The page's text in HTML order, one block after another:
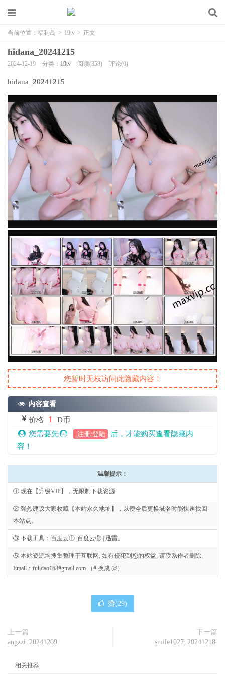
当前位置： 福利岛 > 19tv > 正文
hidana_20241215
2024-12-19 分类： 19tv 阅读(358) 评论(0)
hidana_20241215
您暂时无权访问此隐藏内容！
内容查看
价格 1
D币
您需要先
注册/登陆
后，才能购买查看隐藏内
容！
温馨提示：
① 现在【升级VIP】，无限制下载资源
② 强烈建议大家收藏【本站永久地址】，以便今后更换域名时能快速找回
本站点。
③ 下载工具：百度云① |百度云② | 迅雷。
⑤ 本站资源均搜集整理于互联网, 如有侵犯到您的权益, 请联系作者删除。
Email：fulidao168#gmail.com （# 换成 @）
赞(29)
上一篇
angzzi_20241209
下一篇
smile1027_20241218
相关推荐